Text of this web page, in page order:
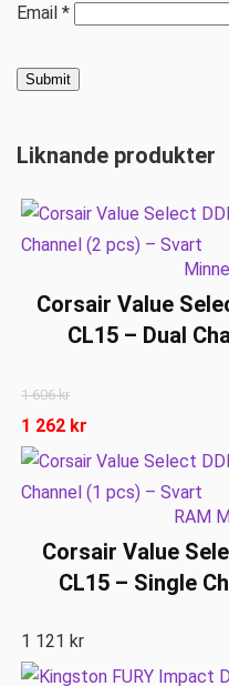
Email *
Liknande produkter
Corsair Value
CL15 – Dual
1 606kr
1 262 kr
RAM
Corsair Value
CL15 – Single
1 121 kr